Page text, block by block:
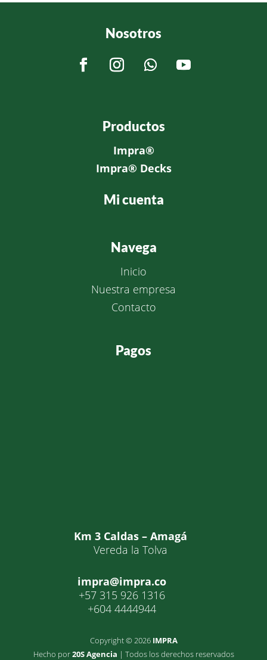
Nosotros
Productos
Impra®
Impra® Decks
Mi cuenta
Navega
Inicio
Nuestra empresa
Contacto
Pagos
Km 3 Caldas – Amagá
Vereda la Tolva
impra@impra.co
+57 315 926 1316
+604 4444944
Copyright © 2026 IMPRA
Hecho por20S Agencia | Todos los derechos reservados